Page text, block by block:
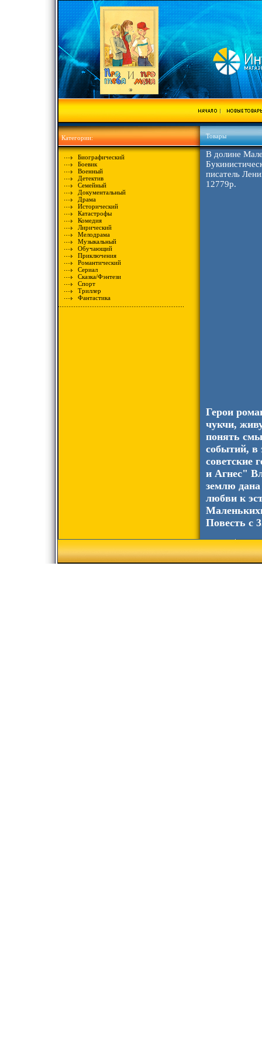
Категории:
Биографический
Боевик
Военный
Детектив
Семейный
Документальный
Драма
Исторический
Катастрофы
Комедия
Лирический
Мелодрама
Музыкальный
Обучающий
Приключения
Романтический
Сериал
Сказка/Фэнтези
Спорт
Триллер
Фантастика
Товары
В долине
писатель
12779p.
Герои
чукчи,
понять
событий, в
советские
и Агнес"
землю дана
любви к
Повесть c